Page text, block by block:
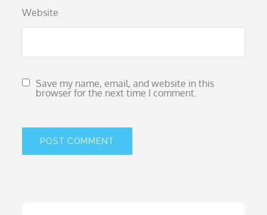
Website
Save my name, email, and website in this
browser for the next time I comment.